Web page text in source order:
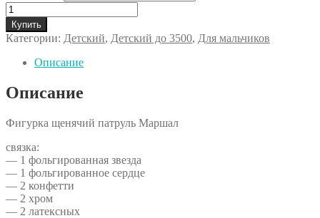
Количество
товара
Сет
№954
Купить
Категории: Детский, Детский до 3500, Для мальчиков
Описание
Описание
Фигурка щенячий патруль Маршал
связка:
— 1 фольгированная звезда
— 1 фольгированное сердце
— 2 конфетти
— 2 хром
— 2 латексных